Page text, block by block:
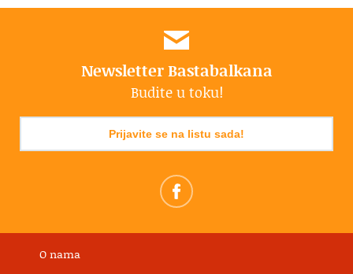
Newsletter Bastabalkana
Budite u toku!
Prijavite se na listu sada!
O nama